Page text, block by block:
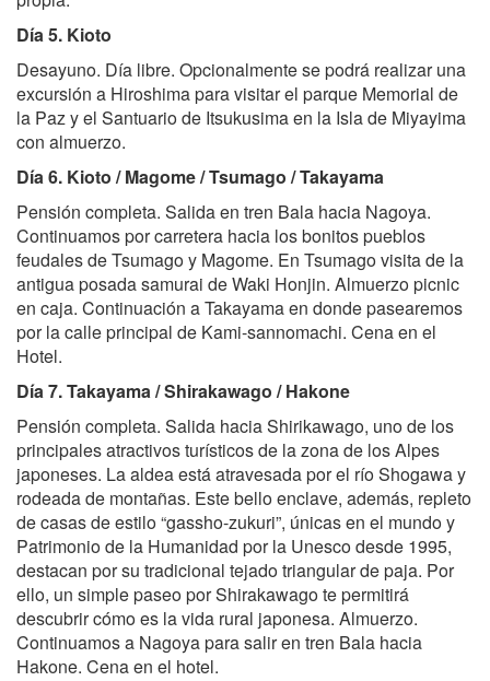
Día 5. Kioto
Desayuno. Día libre. Opcionalmente se podrá realizar una
excursión a Hiroshima para visitar el parque Memorial de
la Paz y el Santuario de Itsukusima en la Isla de Miyayima
con almuerzo.
Día 6. Kioto / Magome / Tsumago / Takayama
Pensión completa. Salida en tren Bala hacia Nagoya.
Continuamos por carretera hacia los bonitos pueblos
feudales de Tsumago y Magome. En Tsumago visita de la
antigua posada samurai de Waki Honjin. Almuerzo picnic
en caja. Continuación a Takayama en donde pasearemos
por la calle principal de Kami-sannomachi. Cena en el
Hotel.
Día 7. Takayama / Shirakawago / Hakone
Pensión completa. Salida hacia Shirikawago, uno de los
principales atractivos turísticos de la zona de los Alpes
japoneses. La aldea está atravesada por el río Shogawa y
rodeada de montañas. Este bello enclave, además, repleto
de casas de estilo “gassho-zukuri”, únicas en el mundo y
Patrimonio de la Humanidad por la Unesco desde 1995,
destacan por su tradicional tejado triangular de paja. Por
ello, un simple paseo por Shirakawago te permitirá
descubrir cómo es la vida rural japonesa. Almuerzo.
Continuamos a Nagoya para salir en tren Bala hacia
Hakone. Cena en el hotel.